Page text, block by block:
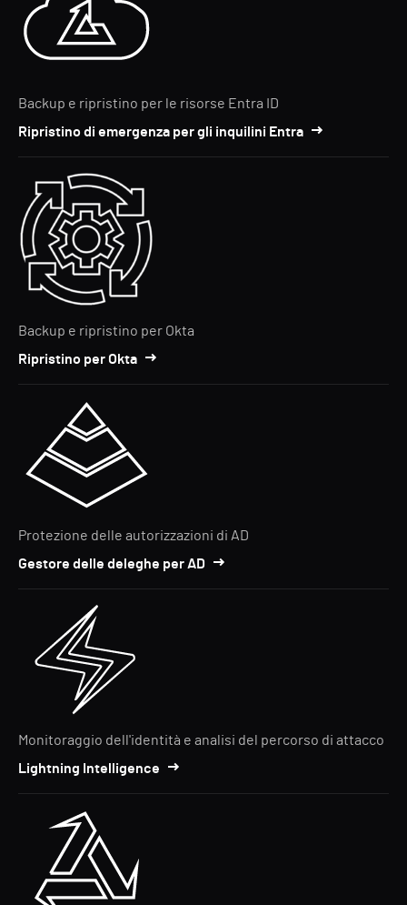
Backup e ripristino per le risorse Entra ID
Ripristino di emergenza per gli inquilini Entra
Backup e ripristino per Okta
Ripristino per Okta
Protezione delle autorizzazioni di AD
Gestore delle deleghe per AD
Monitoraggio dell'identità e analisi del percorso di attacco
Lightning Intelligence